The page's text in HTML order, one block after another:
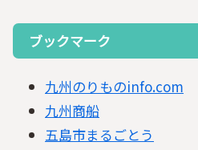
ブックマーク
九州のりものinfo.com
九州商船
五島市まるごとう